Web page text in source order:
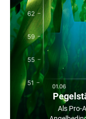
Als Pro-